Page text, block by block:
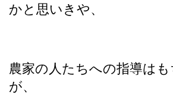
かと思いきや、
農家の人たちへの指導は
が、